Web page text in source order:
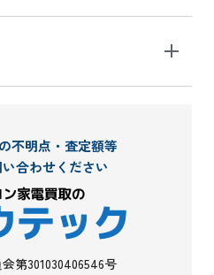
不明点・査定額等
合わせください
第301030406546号